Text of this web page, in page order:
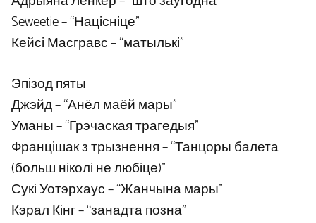
Seweetie – “Націсніце”
Кейсі Масгравс – “матылькі”
Эпізод пяты
Джэйд – “Анёл маёй мары”
Уманы – “Грэчаская трагедыя”
Францішак з трызнення – “Танцоры балета
(больш ніколі не любіце)”
Сукі Уотэрхаус – “Жанчына мары”
Кэрал Кінг – “занадта позна”